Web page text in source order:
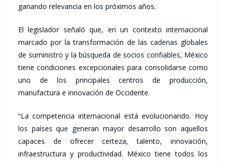
ganando relevancia en los próximos años.
El legislador señaló que, en un contexto internacional
marcado por la transformación de las cadenas globales
de suministro y la búsqueda de socios confiables, México
tiene condiciones excepcionales para consolidarse como
uno de los principales centros de producción,
manufactura e innovación de Occidente.
“La competencia internacional está evolucionando. Hoy
los países que generan mayor desarrollo son aquellos
capaces de ofrecer certeza, talento, innovación,
infraestructura y productividad. México tiene todos los